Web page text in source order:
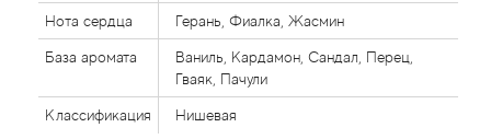
Нота сердца Герань, Фиалка, Жасмин
База аромата
Ваниль, Кардамон, Сандал, Перец,
Гваяк, Пачули
Классификация Нишевая